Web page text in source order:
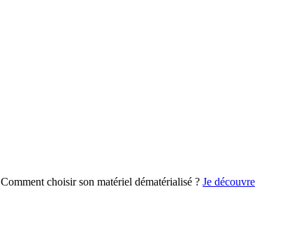
Comment choisir son matériel dématérialisé ? Je découvre